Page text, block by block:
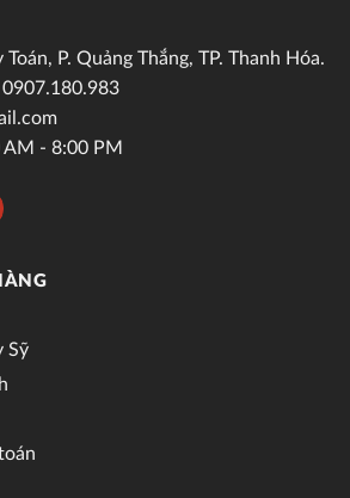
P. Quảng Thắng, TP. Thanh Hóa.
- 8:00 PM
Sỹ